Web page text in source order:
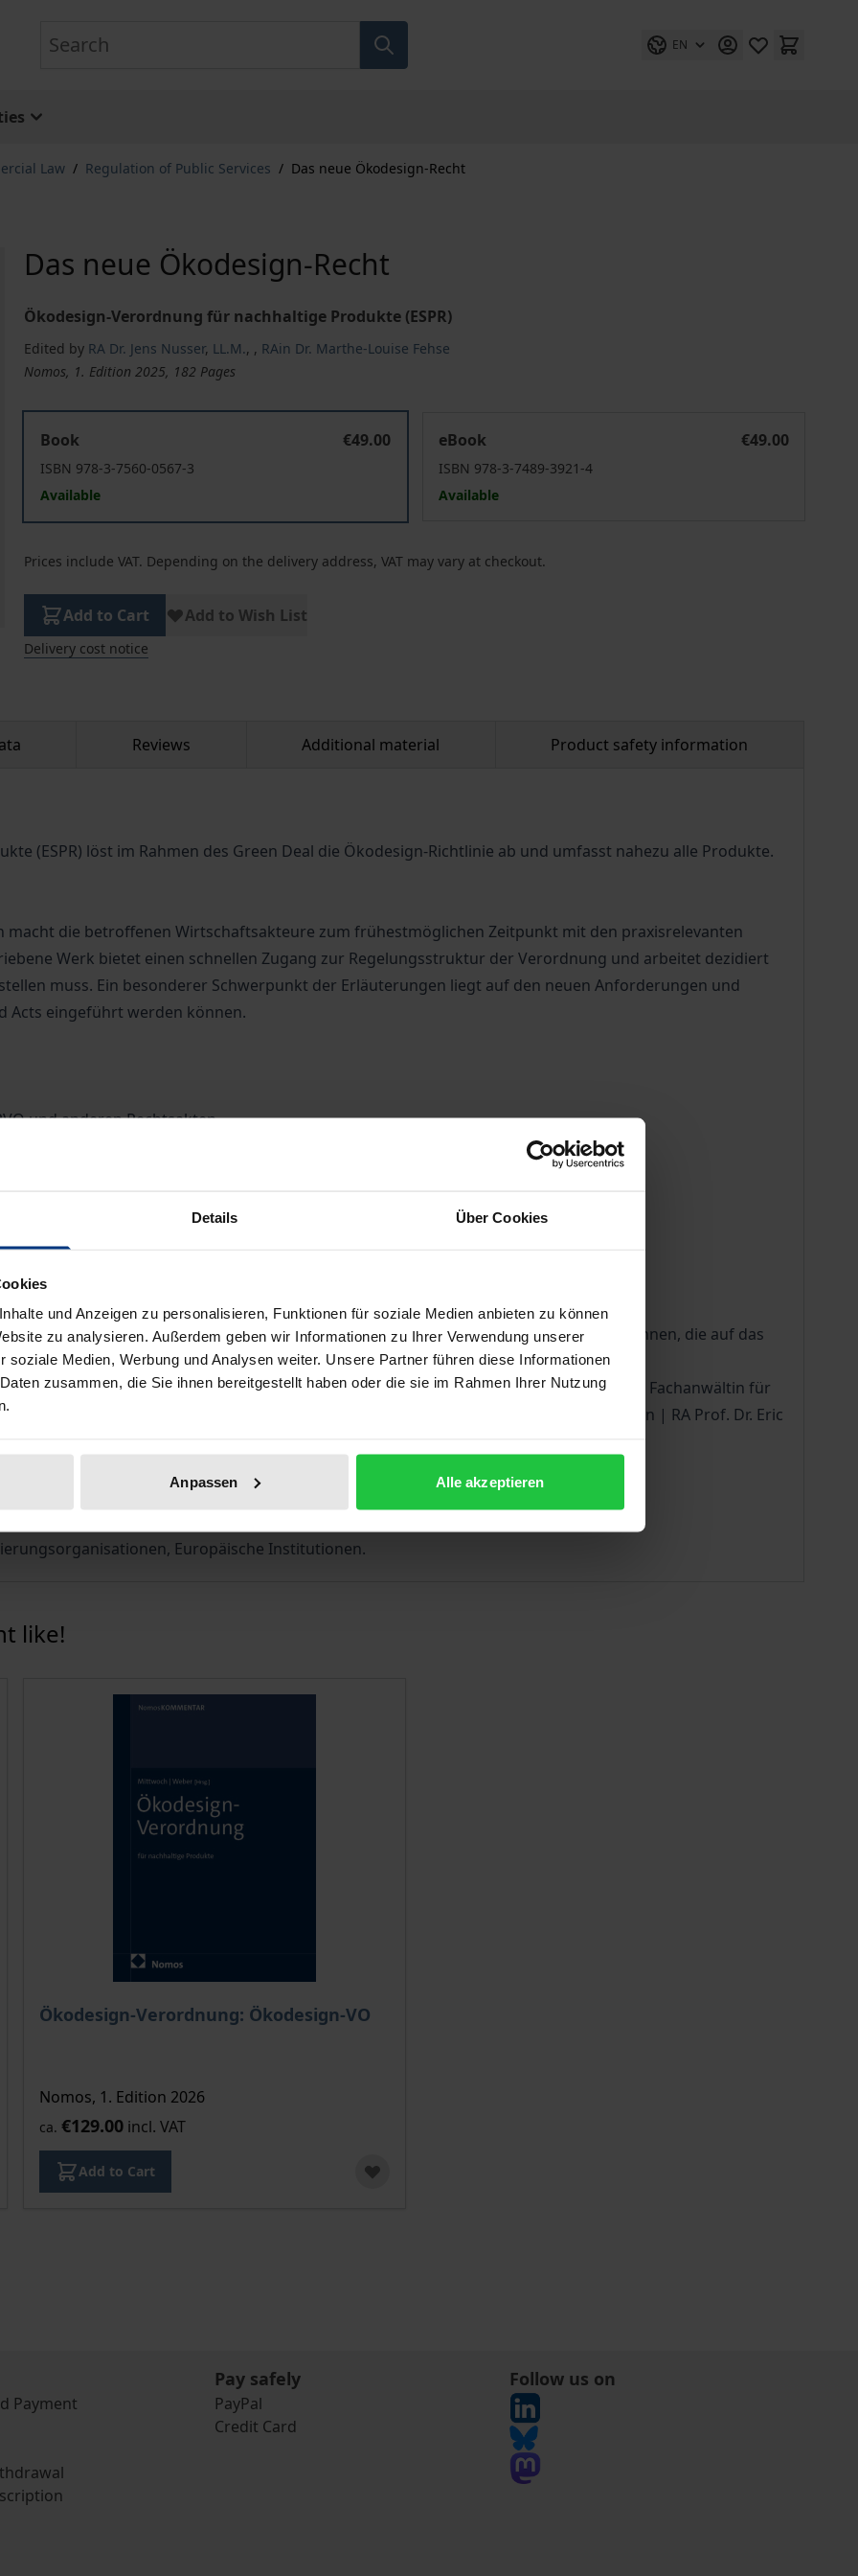
Details Über Cookies
und Anzeigen zu personalisieren, Funktionen für soziale Medien anbieten zu können
zu analysieren. Außerdem geben wir Informationen zu Ihrer Verwendung unserer
soziale Medien, Werbung und Analysen weiter. Unsere Partner führen diese Informationen
zusammen, die Sie ihnen bereitgestellt haben oder die sie im Rahmen Ihrer Nutzung
Anpassen Alle akzeptieren
EN
Law / Regulation of Public Services / Das neue Ökodesign-Recht
Das neue Ökodesign-Recht
Ökodesign-Verordnung für nachhaltige Produkte (ESPR)
Edited by RA Dr. Jens Nusser, LL.M., , RAin Dr. Marthe-Louise Fehse
Nomos, 1. Edition 2025, 182 Pages
Book
€49.00
ISBN 978-3-7560-0567-3
Available
eBook
€49.00
ISBN 978-3-7489-3921-4
Available
Prices include VAT. Depending on the delivery address, VAT may vary at checkout.
Add to Cart Add to Wish List
Delivery cost notice
Reviews Additional material Product safety information
(ESPR) löst im Rahmen des Green Deal die Ökodesign-Richtlinie ab und umfasst nahezu alle Produkte.
macht die betroffenen Wirtschaftsakteure zum frühestmöglichen Zeitpunkt mit den praxisrelevanten
Werk bietet einen schnellen Zugang zur Regelungsstruktur der Verordnung und arbeitet dezidiert
muss. Ein besonderer Schwerpunkt der Erläuterungen liegt auf den neuen Anforderungen und
Acts eingeführt werden können.
und anderen Rechtsakten
im Unternehmen
Inhalte
Anforderungen
Ordnungswidrigkeitenrecht, Wettbewerbsrecht, Gewährleistungsrecht
LL.M., und RAin Dr. Marthe-Louise Fehse. Die Autor:innen sind erfahrene Praktiker:innen, die auf das
Fehse, Berlin | RA Gregor Franßen, EMLE (Madrid), Düsseldorf | RAin Monika Menz, Fachanwältin für
Dr. Jens Nusser, LL.M., Berlin | RA Dr. Marc Ruttloff, Stuttgart | RA Suhayl Ungerer, Berlin | RA Prof. Dr. Eric
Manager:innen, Rechtsanwaltschaft, Aufsichtsbehörden, Wirtschafts- und
Europäische Institutionen.
like!
page
Ökodesign-Verordnung: Ökodesign-VO
Nomos, 1. Edition 2026
ca. €129.00 incl. VAT
Add to Cart
Payment
Pay safely
PayPal
Credit Card
Follow us on